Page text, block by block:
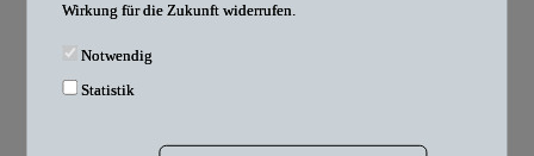
Wirkung für die Zukunft widerrufen.
Notwendig
Statistik